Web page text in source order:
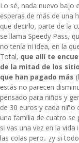
Lo sé, nada nuevo bajo
esperas de más de una
que decirlo, parte de la
se llama Speedy Pass,
no tenía ni idea, en la
Total, que allí te
de la mitad de los
que han pagado más
estás no parecen
pensado para niños y
de 30 euros y cada niño
una familia de cuatro se
si vas una vez en la
las colas pero.. ¿y si